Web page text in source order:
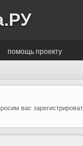
помощь проекту
вас